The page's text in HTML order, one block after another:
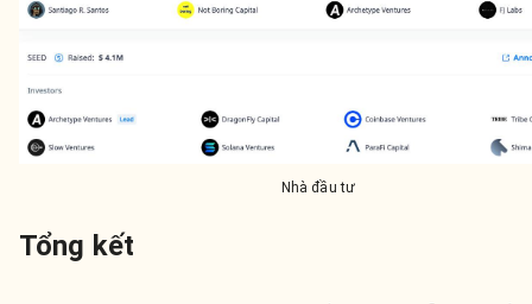
Nhà đầu tư
Tổng kết